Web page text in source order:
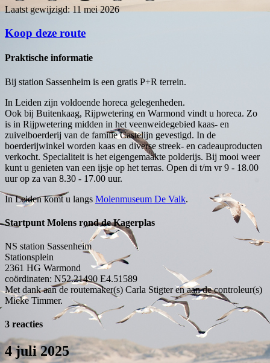
Laatst gewijzigd: 11 mei 2026
Koop deze route
Praktische informatie
Bij station Sassenheim is een gratis P+R terrein.
In Leiden zijn voldoende horeca gelegenheden.
Ook bij Buitenkaag, Rijpwetering en Warmond vindt u horeca. Zo
is in Rijpwetering midden in het veenweidegebied kaas- en
zuivelboerderij van de familie Castelijn gevestigd. In de
boerderijwinkel worden kaas en diverse streek- en cadeauproducten
verkocht. Specialiteit is het eigengemaakte polderijs. Bij mooi weer
kunt u genieten van een ijsje op het terras. Open di t/m vr 9 - 18.00
uur op za van 8.30 - 17.00 uur.
In Leiden komt u langs Molenmuseum De Valk.
Startpunt Molens rond de Kagerplas
NS station Sassenheim
Stationsplein
2361 HG Warmond
coördinaten: N52.21490 E4.51589
Met dank aan de routemaker(s) Carla Stigter en aan de controleur(s)
Mieke Timmer.
3 reacties
4 juli 2025